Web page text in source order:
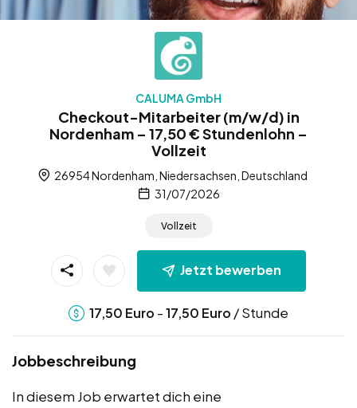
CALUMA GmbH
Checkout-Mitarbeiter (m/w/d) in
Nordenham – 17,50 € Stundenlohn –
Vollzeit
26954 Nordenham, Niedersachsen, Deutschland
31/07/2026
Vollzeit
Jetzt bewerben
17,50 Euro -17,50 Euro / Stunde
Jobbeschreibung
In diesem Job erwartet dich eine